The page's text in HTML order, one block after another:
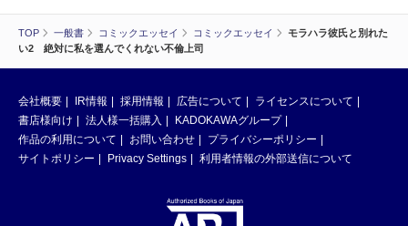
TOP 一般書 コミックエッセイ コミックエッセイ
モラハラ彼氏と別れた
い2 絶対に私を選んでくれない不倫上司
会社概要 IR情報 採用情報 広告について
ライセンスについて
書店様向け
法人様一括購入
KADOKAWAグループ
作品の利用について
お問い合わせ
プライバシーポリシー
サイトポリシー
Privacy Settings 利用者情報の外部送信について